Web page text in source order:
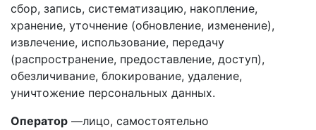
сбор, запись, систематизацию, накопление,
хранение, уточнение (обновление, изменение),
извлечение, использование, передачу
(распространение, предоставление, доступ),
обезличивание, блокирование, удаление,
уничтожение персональных данных.
Оператор —лицо, самостоятельно